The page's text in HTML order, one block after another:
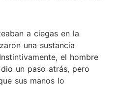
a ciegas en la
una sustancia
el hombre
un paso atrás, pero
sus manos lo